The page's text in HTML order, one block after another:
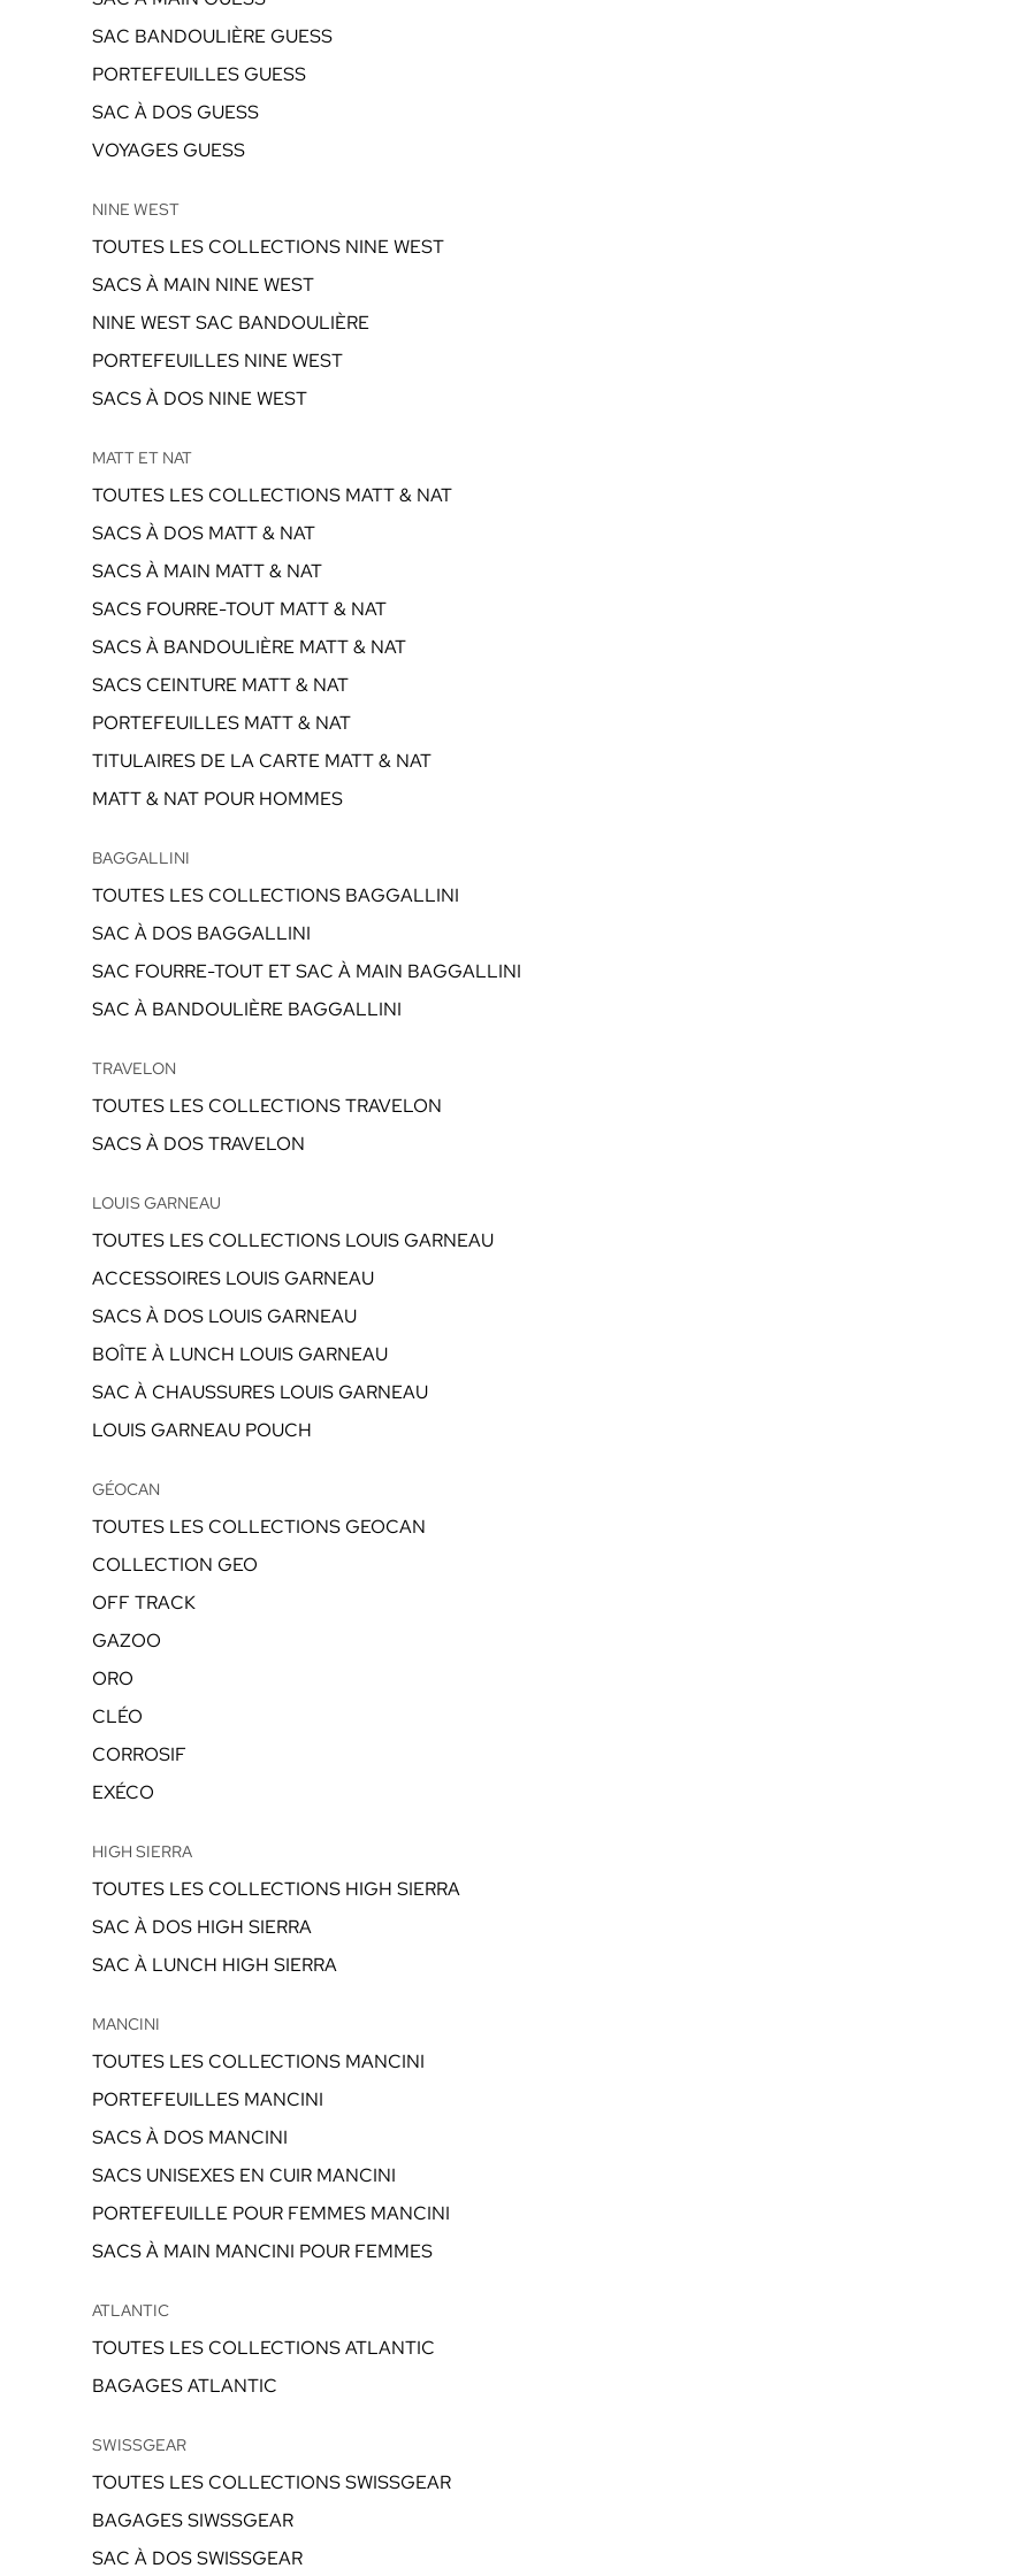
SAC BANDOULIÈRE GUESS
PORTEFEUILLES GUESS
SAC À DOS GUESS
VOYAGES GUESS
NINE WEST
TOUTES LES COLLECTIONS NINE WEST
SACS À MAIN NINE WEST
NINE WEST SAC BANDOULIÈRE
PORTEFEUILLES NINE WEST
SACS À DOS NINE WEST
MATT ET NAT
TOUTES LES COLLECTIONS MATT & NAT
SACS À DOS MATT & NAT
SACS À MAIN MATT & NAT
SACS FOURRE-TOUT MATT & NAT
SACS À BANDOULIÈRE MATT & NAT
SACS CEINTURE MATT & NAT
PORTEFEUILLES MATT & NAT
TITULAIRES DE LA CARTE MATT & NAT
MATT & NAT POUR HOMMES
BAGGALLINI
TOUTES LES COLLECTIONS BAGGALLINI
SAC À DOS BAGGALLINI
SAC FOURRE-TOUT ET SAC À MAIN BAGGALLINI
SAC À BANDOULIÈRE BAGGALLINI
TRAVELON
TOUTES LES COLLECTIONS TRAVELON
SACS À DOS TRAVELON
LOUIS GARNEAU
TOUTES LES COLLECTIONS LOUIS GARNEAU
ACCESSOIRES LOUIS GARNEAU
SACS À DOS LOUIS GARNEAU
BOÎTE À LUNCH LOUIS GARNEAU
SAC À CHAUSSURES LOUIS GARNEAU
LOUIS GARNEAU POUCH
GÉOCAN
TOUTES LES COLLECTIONS GEOCAN
COLLECTION GEO
OFF TRACK
GAZOO
ORO
CLÉO
CORROSIF
EXÉCO
HIGH SIERRA
TOUTES LES COLLECTIONS HIGH SIERRA
SAC À DOS HIGH SIERRA
SAC À LUNCH HIGH SIERRA
MANCINI
TOUTES LES COLLECTIONS MANCINI
PORTEFEUILLES MANCINI
SACS À DOS MANCINI
SACS UNISEXES EN CUIR MANCINI
PORTEFEUILLE POUR FEMMES MANCINI
SACS À MAIN MANCINI POUR FEMMES
ATLANTIC
TOUTES LES COLLECTIONS ATLANTIC
BAGAGES ATLANTIC
SWISSGEAR
TOUTES LES COLLECTIONS SWISSGEAR
BAGAGES SIWSSGEAR
SAC À DOS SWISSGEAR